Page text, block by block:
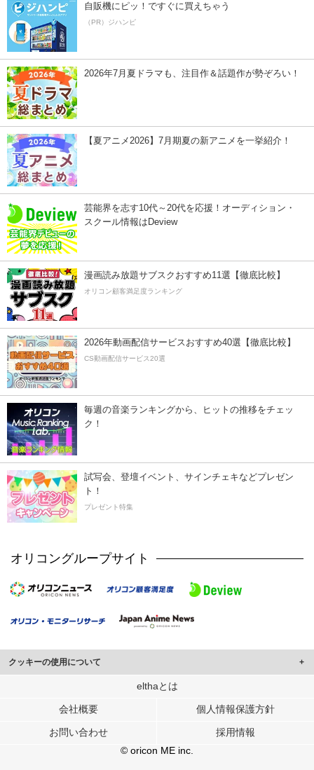
自販機にピッ！ですぐに買えちゃう
（PR）ジハンピ
2026年7月夏ドラマも、注目作＆話題作が勢ぞろい！
【夏アニメ2026】7月期夏の新アニメを一挙紹介！
芸能界を志す10代～20代を応援！オーディション・
スクール情報はDeview
漫画読み放題サブスクおすすめ11選【徹底比較】
オリコン顧客満足度ランキング
2026年動画配信サービスおすすめ40選【徹底比較】
CS動画配信サービス20選
毎週の音楽ランキングから、ヒットの推移をチェッ
ク！
試写会、登壇イベント、サインチェキなどプレゼン
ト！
プレゼント特集
オリコングループサイト
クッキーの使用について
このサイトでは Cookie を使用して、ユーザーに合わせたコンテンツや広告の
行っています。
メディアや広告配信、データ解析の各パートナーに提供しています。
各パートナーは、この情報とユーザーが各パートナーに提供した他の情報や、
ユーザーが各パートナーのサービスを使用したときに収集した他の情報を組み
elthaとは
会社概要 個人情報保護方針
お問い合わせ
採用情報
© oricon ME inc.